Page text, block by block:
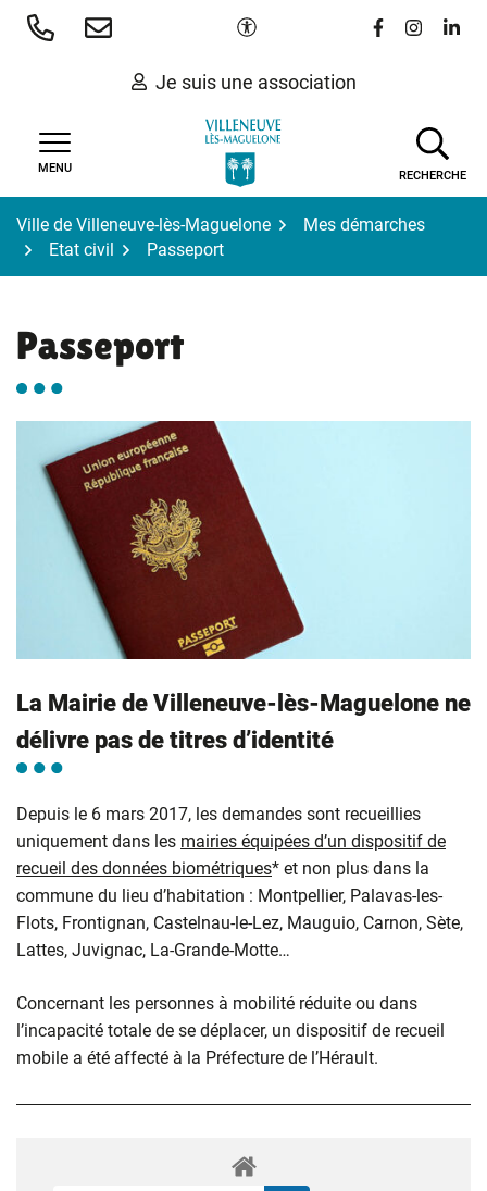
Aller
Paramètres d'accessibilité
Lien vers le
Lien vers
Lien
Je suis une association
MENU
RECHERCHE
Ville de Villeneuve-lès-Maguelone
Mes démarches
Etat civil
Passeport
Passeport
La Mairie de Villeneuve-lès-Maguelone ne
délivre pas de titres d’identité
Depuis le 6 mars 2017, les demandes sont recueillies
uniquement dans les mairies équipées d’un dispositif de
recueil des données biométriques* et non plus dans la
commune du lieu d’habitation : Montpellier, Palavas-les-
Flots, Frontignan, Castelnau-le-Lez, Mauguio, Carnon, Sète,
Lattes, Juvignac, La-Grande-Motte…
Concernant les personnes à mobilité réduite ou dans
l’incapacité totale de se déplacer, un dispositif de recueil
mobile a été affecté à la Préfecture de l’Hérault.